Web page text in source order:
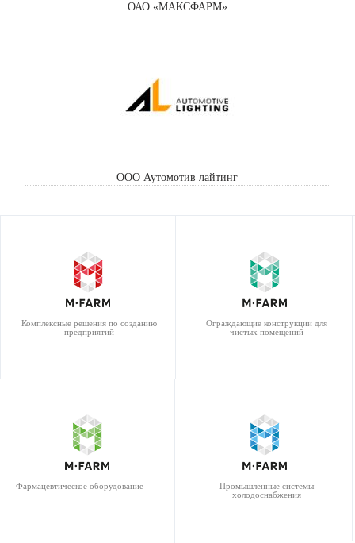
ОАО «МАКСФАРМ»
ООО Аутомотив лайтинг
Комплексные решения по созданию
предприятий
Ограждающие конструкции для
чистых помещений
Фармацевтическое оборудование
Промышленные системы
холодоснабжения